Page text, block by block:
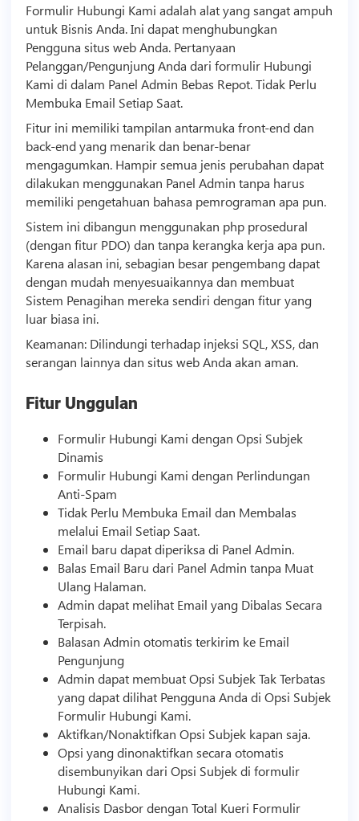
Formulir Hubungi Kami adalah alat yang sangat ampuh
untuk Bisnis Anda. Ini dapat menghubungkan
Pengguna situs web Anda. Pertanyaan
Pelanggan/Pengunjung Anda dari formulir Hubungi
Kami di dalam Panel Admin Bebas Repot. Tidak Perlu
Membuka Email Setiap Saat.
Fitur ini memiliki tampilan antarmuka front-end dan
back-end yang menarik dan benar-benar
mengagumkan. Hampir semua jenis perubahan dapat
dilakukan menggunakan Panel Admin tanpa harus
memiliki pengetahuan bahasa pemrograman apa pun.
Sistem ini dibangun menggunakan php prosedural
(dengan fitur PDO) dan tanpa kerangka kerja apa pun.
Karena alasan ini, sebagian besar pengembang dapat
dengan mudah menyesuaikannya dan membuat
Sistem Penagihan mereka sendiri dengan fitur yang
luar biasa ini.
Keamanan: Dilindungi terhadap injeksi SQL, XSS, dan
serangan lainnya dan situs web Anda akan aman.
Fitur Unggulan
Formulir Hubungi Kami dengan Opsi Subjek
Dinamis
Formulir Hubungi Kami dengan Perlindungan
Anti-Spam
Tidak Perlu Membuka Email dan Membalas
melalui Email Setiap Saat.
Email baru dapat diperiksa di Panel Admin.
Balas Email Baru dari Panel Admin tanpa Muat
Ulang Halaman.
Admin dapat melihat Email yang Dibalas Secara
Terpisah.
Balasan Admin otomatis terkirim ke Email
Pengunjung
Admin dapat membuat Opsi Subjek Tak Terbatas
yang dapat dilihat Pengguna Anda di Opsi Subjek
Formulir Hubungi Kami.
Aktifkan/Nonaktifkan Opsi Subjek kapan saja.
Opsi yang dinonaktifkan secara otomatis
disembunyikan dari Opsi Subjek di formulir
Hubungi Kami.
Analisis Dasbor dengan Total Kueri Formulir